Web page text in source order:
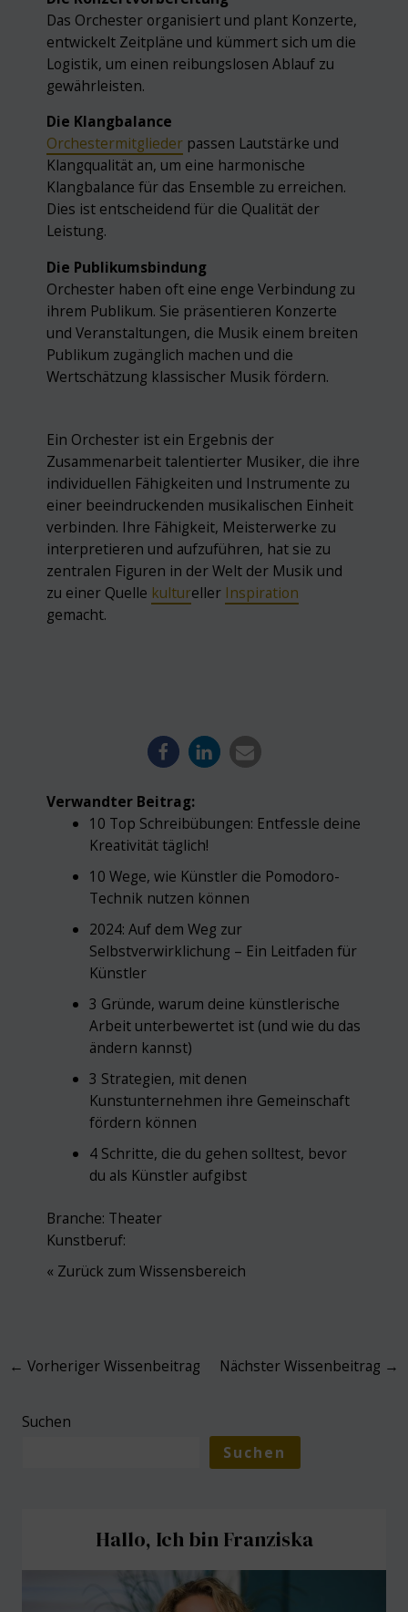
Das Orchester organisiert und plant Konzerte,
entwickelt Zeitpläne und kümmert sich um die
Logistik, um einen reibungslosen Ablauf zu
gewährleisten.
Die Klangbalance
Orchestermitglieder passen Lautstärke und
Klangqualität an, um eine harmonische
Klangbalance für das Ensemble zu erreichen.
Dies ist entscheidend für die Qualität der
Leistung.
Die Publikumsbindung
Orchester haben oft eine enge Verbindung zu
ihrem Publikum. Sie präsentieren Konzerte
und Veranstaltungen, die Musik einem breiten
Publikum zugänglich machen und die
Wertschätzung klassischer Musik fördern.
Ein Orchester ist ein Ergebnis der
Zusammenarbeit talentierter Musiker, die ihre
individuellen Fähigkeiten und Instrumente zu
einer beeindruckenden musikalischen Einheit
verbinden. Ihre Fähigkeit, Meisterwerke zu
interpretieren und aufzuführen, hat sie zu
zentralen Figuren in der Welt der Musik und
zu einer Quelle kultureller Inspiration
gemacht.
Verwandter Beitrag:
10 Top Schreibübungen: Entfessle deine
Kreativität täglich!
10 Wege, wie Künstler die Pomodoro-
Technik nutzen können
2024: Auf dem Weg zur
Selbstverwirklichung – Ein Leitfaden für
Künstler
3 Gründe, warum deine künstlerische
Arbeit unterbewertet ist (und wie du das
ändern kannst)
3 Strategien, mit denen
Kunstunternehmen ihre Gemeinschaft
fördern können
4 Schritte, die du gehen solltest, bevor
du als Künstler aufgibst
Branche: Theater
Kunstberuf:
« Zurück zum Wissensbereich
Post
← Vorheriger Wissenbeitrag Nächster Wissenbeitrag →
Suchen
Suchen
Hallo, Ich bin Franziska